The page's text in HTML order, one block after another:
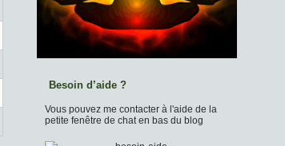
Besoin d’aide ?
Vous pouvez me contacter à l'aide de la
petite fenêtre de chat en bas du blog